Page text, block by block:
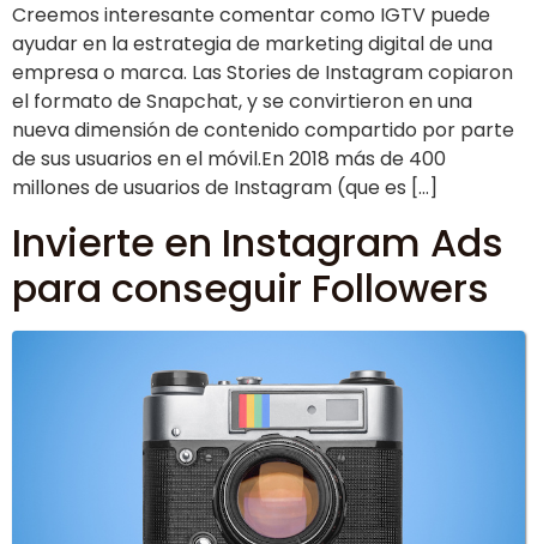
Creemos interesante comentar como IGTV puede
ayudar en la estrategia de marketing digital de una
empresa o marca. Las Stories de Instagram copiaron
el formato de Snapchat, y se convirtieron en una
nueva dimensión de contenido compartido por parte
de sus usuarios en el móvil.En 2018 más de 400
millones de usuarios de Instagram (que es […]
Invierte en Instagram Ads
para conseguir Followers